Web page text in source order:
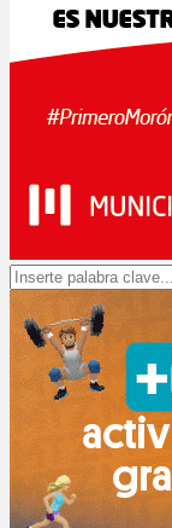
Search
for: